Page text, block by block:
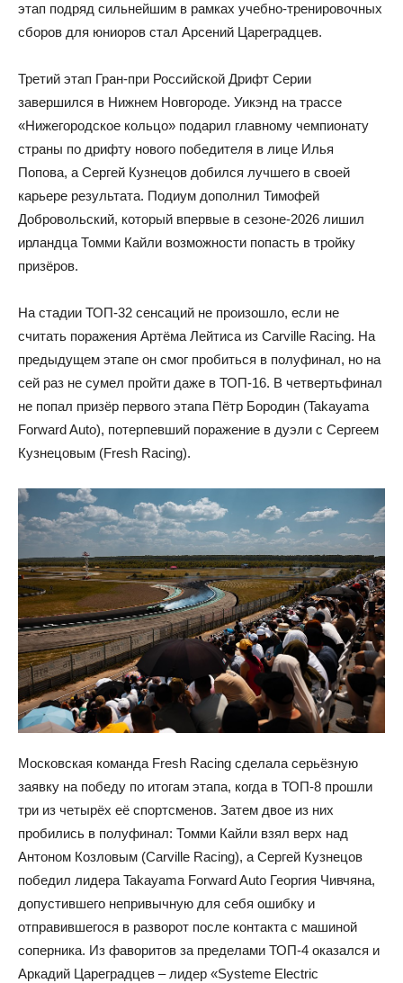
этап подряд сильнейшим в рамках учебно-тренировочных
сборов для юниоров стал Арсений Цареградцев.
Третий этап Гран-при Российской Дрифт Серии
завершился в Нижнем Новгороде. Уикэнд на трассе
«Нижегородское кольцо» подарил главному чемпионату
страны по дрифту нового победителя в лице Илья
Попова, а Сергей Кузнецов добился лучшего в своей
карьере результата. Подиум дополнил Тимофей
Добровольский, который впервые в сезоне-2026 лишил
ирландца Томми Кайли возможности попасть в тройку
призёров.
На стадии ТОП-32 сенсаций не произошло, если не
считать поражения Артёма Лейтиса из Carville Racing. На
предыдущем этапе он смог пробиться в полуфинал, но на
сей раз не сумел пройти даже в ТОП-16. В четвертьфинал
не попал призёр первого этапа Пётр Бородин (Takayama
Forward Auto), потерпевший поражение в дуэли с Сергеем
Кузнецовым (Fresh Racing).
Московская команда Fresh Racing сделала серьёзную
заявку на победу по итогам этапа, когда в ТОП-8 прошли
три из четырёх её спортсменов. Затем двое из них
пробились в полуфинал: Томми Кайли взял верх над
Антоном Козловым (Carville Racing), а Сергей Кузнецов
победил лидера Takayama Forward Auto Георгия Чивчяна,
допустившего непривычную для себя ошибку и
отправившегося в разворот после контакта с машиной
соперника. Из фаворитов за пределами ТОП-4 оказался и
Аркадий Цареградцев – лидер «Systeme Electric